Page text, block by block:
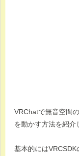
VRChatで無音空間
を動かす方法を紹介
基本的には